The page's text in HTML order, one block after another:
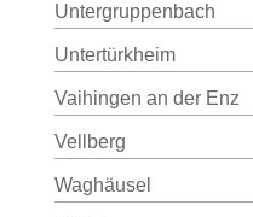
Untergruppenbach
Untertürkheim
Vaihingen an der Enz
Vellberg
Waghäusel